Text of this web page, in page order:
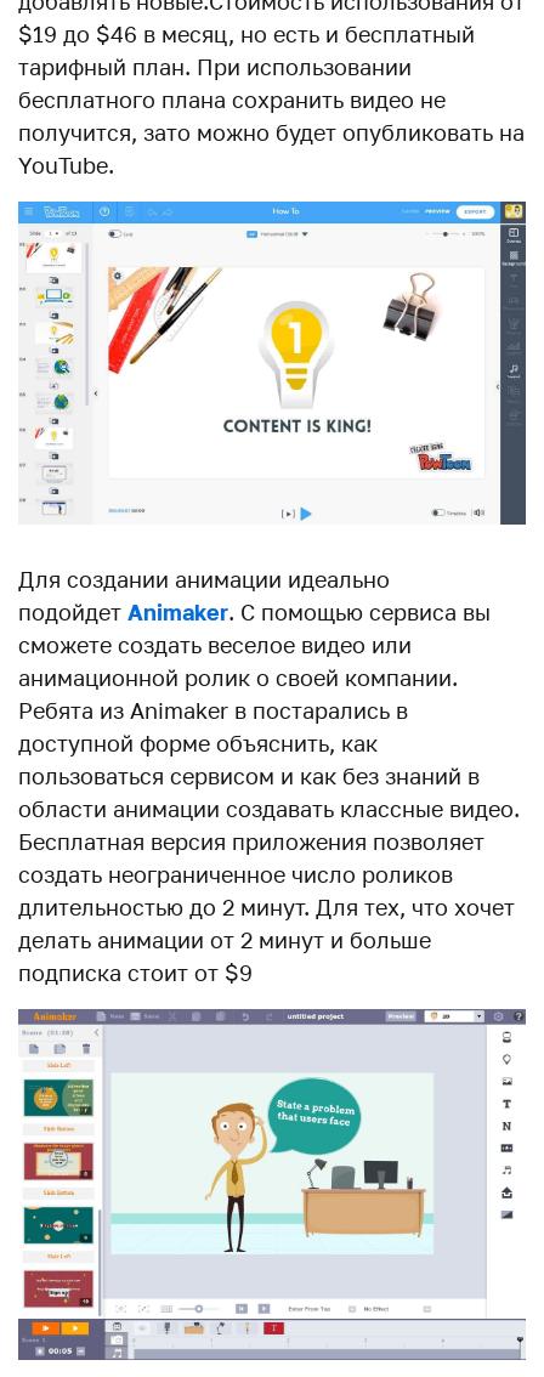
$19 до $46 в месяц, но есть и бесплатный
тарифный план. При использовании
бесплатного плана сохранить видео не
получится, зато можно будет опубликовать на
YouTube.
Для создании анимации идеально
подойдет Animaker. С помощью сервиса вы
сможете создать веселое видео или
анимационной ролик о своей компании.
Ребята из Animaker в постарались в
доступной форме объяснить, как
пользоваться сервисом и как без знаний в
области анимации создавать классные видео.
Бесплатная версия приложения позволяет
создать неограниченное число роликов
длительностью до 2 минут. Для тех, что хочет
делать анимации от 2 минут и больше
подписка стоит от $9